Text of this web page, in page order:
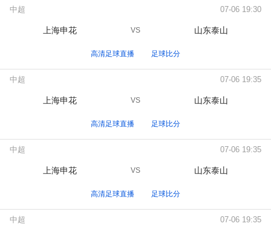
中超 07-06 19:30
上海申花 VS 山东泰山
高清足球直播 足球比分
中超 07-06 19:35
上海申花 VS 山东泰山
高清足球直播 足球比分
中超 07-06 19:35
上海申花 VS 山东泰山
高清足球直播 足球比分
中超 07-06 19:35